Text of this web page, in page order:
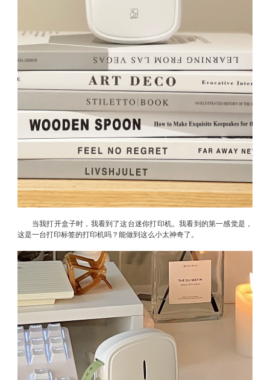
当我打开盒子时，我看到了这台迷你打印机。我看到的第一感觉是，
这是一台打印标签的打印机吗？能做到这么小太神奇了。